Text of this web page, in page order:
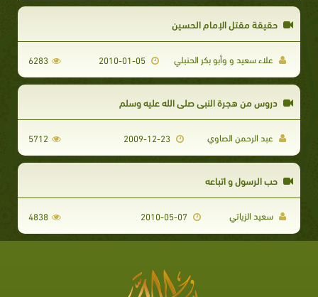
حقيقة مقتل الإمام الحسين
علاء سعيد و وأبو بكر الحنبلي 6283
دروس من هجرة النبي صلي الله عليه وسلم
عبد الرحمن الصاوي 5712
حب الرسول و اتباعه
سعيد الزياتي 4838